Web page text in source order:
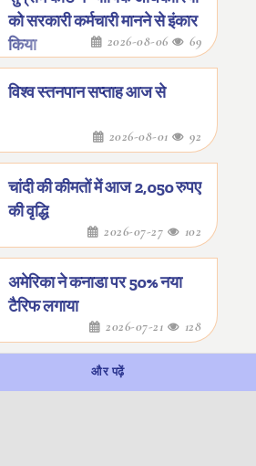
को सरकारी कर्मचारी मानने से इंकार
किया
2026-08-06 69
विश्व स्तनपान सप्ताह आज से
2026-08-01 92
चांदी की कीमतों में आज 2,050 रुपए
की वृद्धि
2026-07-27 102
अमेरिका ने कनाडा पर 50% नया
टैरिफ लगाया
2026-07-21 128
और पढ़ें